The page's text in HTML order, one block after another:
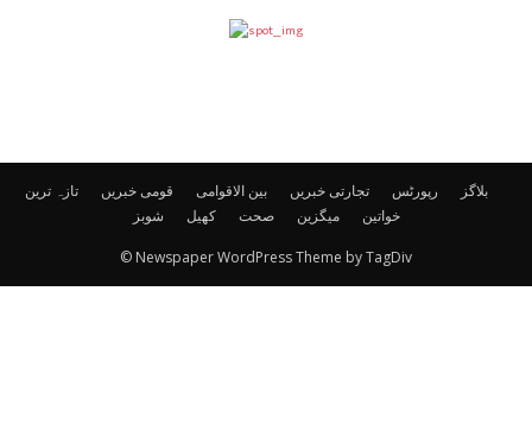
تازہ ترین قومی خبریں بین الاقوامی تجارتی خبریں رپورٹس
بلاگز
شوبز
کھیل صحت میگزین خواتین
© Newspaper WordPress Theme by TagDiv